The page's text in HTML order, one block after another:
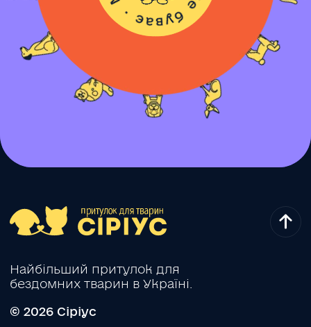
Найбільший притулок для
бездомних тварин в Україні.
© 2026 Сіріус